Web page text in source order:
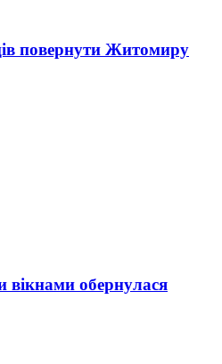
повернути Житомиру
вікнами обернулася